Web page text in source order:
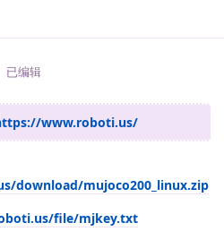
已编辑
www.roboti.us/
download/mujoco200_linux.zip
file/mjkey.txt